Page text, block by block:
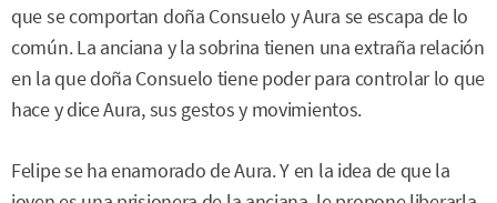
que se comportan doña Consuelo y Aura se escapa de lo
común. La anciana y la sobrina tienen una extraña relación
en la que doña Consuelo tiene poder para controlar lo que
hace y dice Aura, sus gestos y movimientos.
Felipe se ha enamorado de Aura. Y en la idea de que la